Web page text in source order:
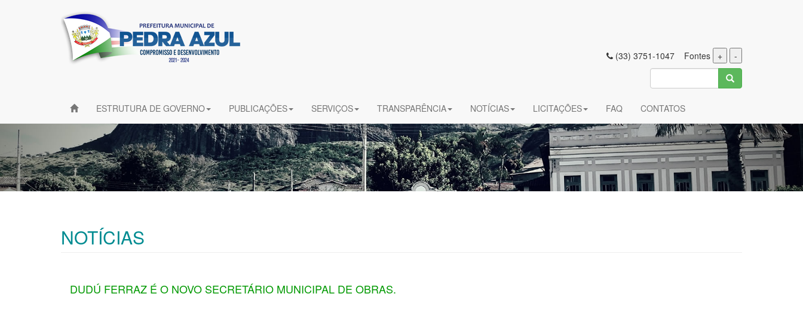
(33) 3751-1047 Fontes + -
ESTRUTURA DE GOVERNO PUBLICAÇÕES SERVIÇOS TRANSPARÊNCIA NOTÍCIAS LICITAÇÕES FAQ CONTATOS
NOTÍCIAS
DUDÚ FERRAZ É O NOVO SECRETÁRIO MUNICIPAL DE OBRAS.